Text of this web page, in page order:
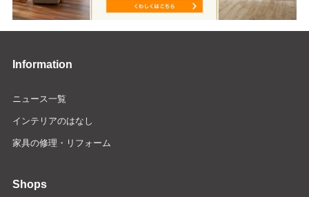
Information
ニュース一覧
インテリアのはなし
家具の修理・リフォーム
Shops